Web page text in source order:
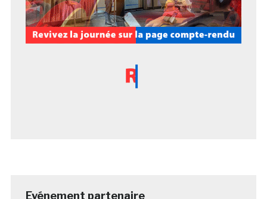
Evénement partenaire